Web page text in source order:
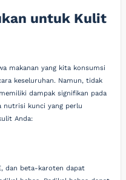
untuk Kulit
makanan yang kita konsumsi
keseluruhan. Namun, tidak
dampak signifikan pada
nutrisi kunci yang perlu
Anda:
dan beta-karoten dapat